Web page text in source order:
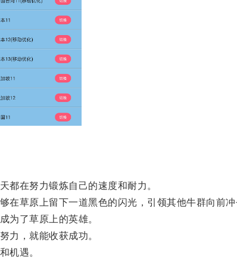
在努力锻炼自己的速度和耐力。
草原上留下一道黑色的闪光，引领其他牛群向前
了草原上的英雄。
，就能收获成功。
机遇。